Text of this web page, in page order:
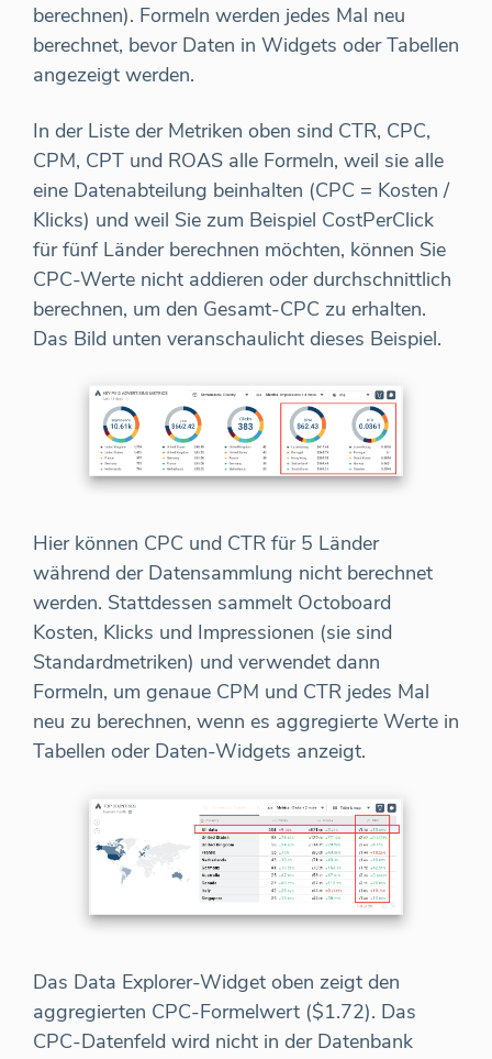
berechnen). Formeln werden jedes Mal neu
berechnet, bevor Daten in Widgets oder Tabellen
angezeigt werden.
In der Liste der Metriken oben sind CTR, CPC,
CPM, CPT und ROAS alle Formeln, weil sie alle
eine Datenabteilung beinhalten (CPC = Kosten /
Klicks) und weil Sie zum Beispiel CostPerClick
für fünf Länder berechnen möchten, können Sie
CPC-Werte nicht addieren oder durchschnittlich
berechnen, um den Gesamt-CPC zu erhalten.
Das Bild unten veranschaulicht dieses Beispiel.
Hier können CPC und CTR für 5 Länder
während der Datensammlung nicht berechnet
werden. Stattdessen sammelt Octoboard
Kosten, Klicks und Impressionen (sie sind
Standardmetriken) und verwendet dann
Formeln, um genaue CPM und CTR jedes Mal
neu zu berechnen, wenn es aggregierte Werte in
Tabellen oder Daten-Widgets anzeigt.
Das Data Explorer-Widget oben zeigt den
aggregierten CPC-Formelwert ($1.72). Das
CPC-Datenfeld wird nicht in der Datenbank